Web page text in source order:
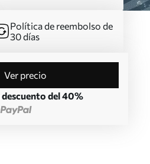
Política de reembolso de
30 días
Ver precio
descuento del 40%